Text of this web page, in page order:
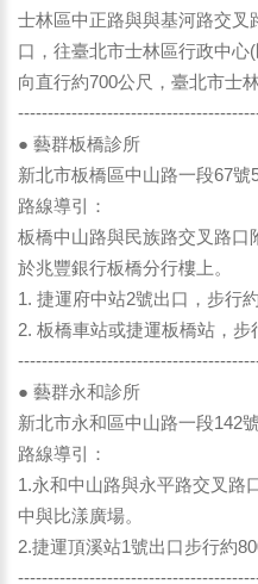
士林區中正路與與基河路交叉
口，往臺北市士林區行政中
向直行約700公尺，臺北市士
● 藝群板橋診所
新北市板橋區中山路一段67號
路線導引：
板橋中山路與民族路交叉路口
於兆豐銀行板橋分行樓上。
1. 捷運府中站2號出口，步行
2. 板橋車站或捷運板橋站，步
● 藝群永和診所
新北市永和區中山路一段142
路線導引：
1.永和中山路與永平路交叉路
中與比漾廣場。
2.捷運頂溪站1號出口步行約